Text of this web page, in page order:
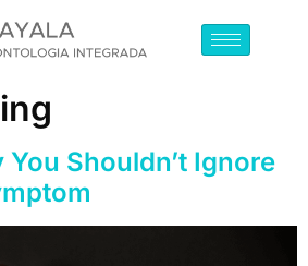
Shouldn’t Ignore